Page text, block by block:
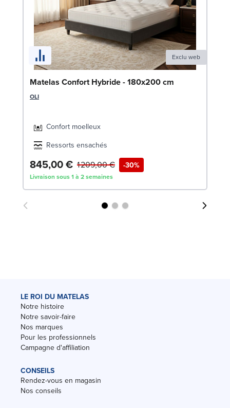
Exclu web
Matelas Confort Hybride - 180x200 cm
OLI
Confort moelleux
Ressorts ensachés
845,00 € -30%
1 209,00 €
Livraison sous 1 à 2 semaines
LE ROI DU MATELAS
Notre histoire
Notre savoir-faire
Nos marques
Pour les professionnels
Campagne d'affiliation
CONSEILS
Rendez-vous en magasin
Nos conseils